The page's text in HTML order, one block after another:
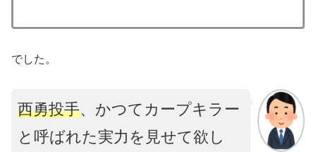
でした。
西勇投手、かつてカープキラー
と呼ばれた実力を見せて欲し